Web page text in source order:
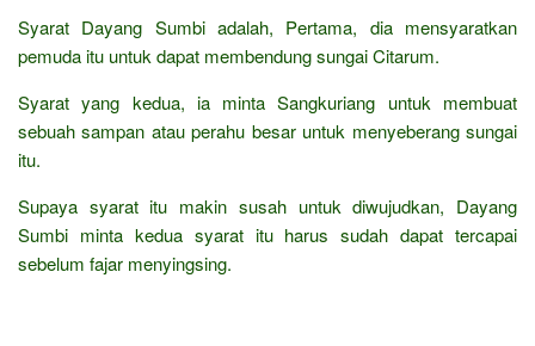
Syarat Dayang Sumbi adalah, Pertama, dia mensyaratkan
pemuda itu untuk dapat membendung sungai Citarum.
Syarat yang kedua, ia minta Sangkuriang untuk membuat
sebuah sampan atau perahu besar untuk menyeberang sungai
itu.
Supaya syarat itu makin susah untuk diwujudkan, Dayang
Sumbi minta kedua syarat itu harus sudah dapat tercapai
sebelum fajar menyingsing.